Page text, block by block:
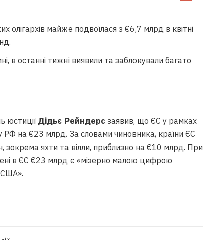
олігархів майже подвоїлася з €6,7 млрд в квітні
в останні тижні виявили та заблокували багато
юстиції Дідьє Рейндерс заявив, що ЄС у рамках
на €23 млрд. За словами чиновника, країни ЄС
зокрема яхти та вілли, приблизно на €10 млрд. При
в ЄС €23 млрд є «мізерно малою цифрою
США».